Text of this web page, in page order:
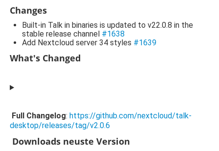
Changes
Built-in Talk in binaries is updated to v22.0.8 in the
stable release channel #1638
Add Nextcloud server 34 styles #1639
What's Changed
Full Changelog: https://github.com/nextcloud/talk-
desktop/releases/tag/v2.0.6
Downloads neuste Version